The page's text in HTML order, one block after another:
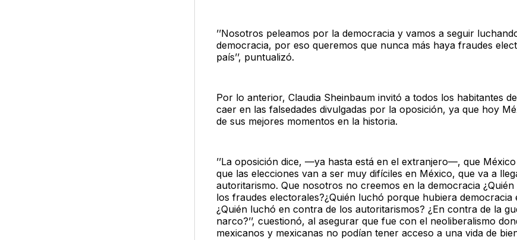
’’Nosotros peleamos por la democracia y vamos a seguir
democracia, por eso queremos que nunca más haya fraudes
país’’, puntualizó.
Por lo anterior, Claudia Sheinbaum invitó a todos los habitantes
caer en las falsedades divulgadas por la oposición, ya que hoy
de sus mejores momentos en la historia.
’’La oposición dice, —ya hasta está en el extranjero—, que
que las elecciones van a ser muy difíciles en México, que va a
autoritarismo. Que nosotros no creemos en la democracia
los fraudes electorales?¿Quién luchó porque hubiera democracia
¿Quién luchó en contra de los autoritarismos? ¿En contra de la
narco?’’, cuestionó, al asegurar que fue con el neoliberalismo
mexicanos y mexicanas no podían tener acceso a una vida de